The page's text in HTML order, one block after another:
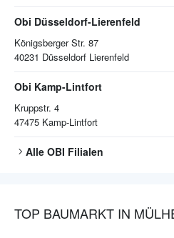
Obi Düsseldorf-Lierenfeld
Königsberger Str. 87
40231 Düsseldorf Lierenfeld
Obi Kamp-Lintfort
Kruppstr. 4
47475 Kamp-Lintfort
Alle OBI Filialen
TOP BAUMARKT IN